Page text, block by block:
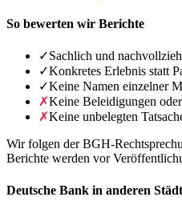
So bewerten wir Berichte
✓Sachlich und
✓Konkretes Erlebnis statt
✓Keine Namen einzelner
✗Keine Beleidigungen
✗Keine unbelegten
Wir folgen der BGH-
Berichte werden vor
Deutsche Bank in anderen